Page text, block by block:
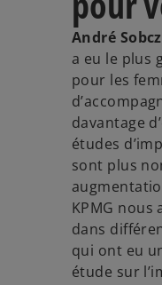
André
a eu le plus
pour les
davantage
études
sont plus
KPMG
dans
qui ont eu
étude sur